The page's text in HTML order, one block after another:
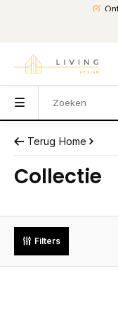
Terug Home
Collectie
Filters